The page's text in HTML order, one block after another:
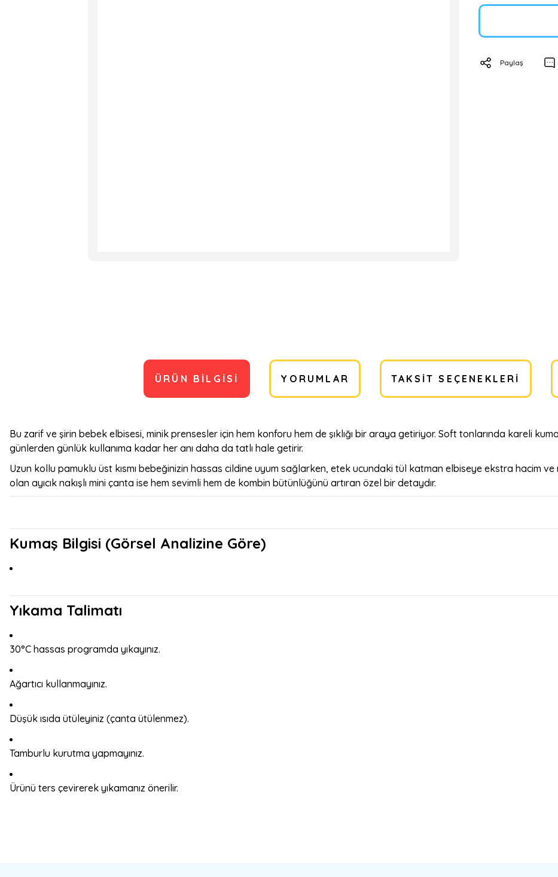
Paylaş
ÜRÜN BILGISI YORUMLAR TAKSIT SEÇENEKLERI
Bu zarif ve şirin bebek elbisesi, minik prensesler için hem konforu hem de şıklığı bir araya getiriyor. Soft tonlarında kareli
günlerden günlük kullanıma kadar her anı daha da tatlı hale getirir.
Uzun kollu pamuklu üst kısmı bebeğinizin hassas cildine uyum sağlarken, etek ucundaki tül katman elbiseye ekstra hacim ve
olan ayıcık nakışlı mini çanta ise hem sevimli hem de kombin bütünlüğünü artıran özel bir detaydır.
Kumaş Bilgisi (Görsel Analizine Göre)
Yıkama Talimatı
30°C hassas programda yıkayınız.
Ağartıcı kullanmayınız.
Düşük ısıda ütüleyiniz (çanta ütülenmez).
Tamburlu kurutma yapmayınız.
Ürünü ters çevirerek yıkamanız önerilir.